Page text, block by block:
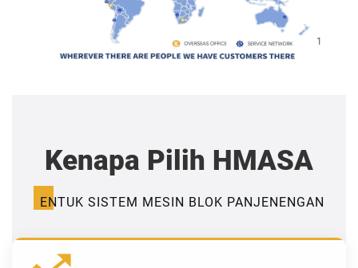
1
Kenapa Pilih HMASA
ENTUK SISTEM MESIN BLOK PANJENENGAN